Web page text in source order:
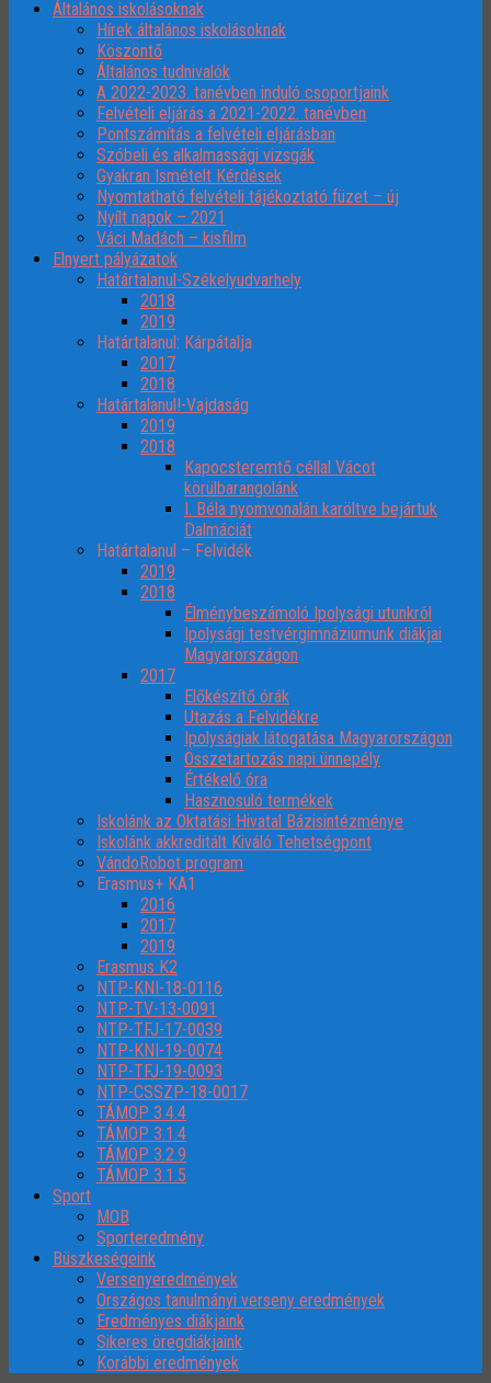
Általános iskolásoknak
Hírek általános iskolásoknak
Köszöntő
Általános tudnivalók
A 2022-2023. tanévben induló csoportjaink
Felvételi eljárás a 2021-2022. tanévben
Pontszámítás a felvételi eljárásban
Szóbeli és alkalmassági vizsgák
Gyakran Ismételt Kérdések
Nyomtatható felvételi tájékoztató füzet – új
Nyílt napok – 2021
Váci Madách – kisfilm
Elnyert pályázatok
Határtalanul-Székelyudvarhely
2018
2019
Határtalanul: Kárpátalja
2017
2018
Határtalanul!-Vajdaság
2019
2018
Kapocsteremtő céllal Vácot
körülbarangolánk
I. Béla nyomvonalán karöltve bejártuk
Dalmáciát
Határtalanul – Felvidék
2019
2018
Élménybeszámoló Ipolysági utunkról
Ipolysági testvérgimnáziumunk diákjai
Magyarországon
2017
Előkészítő órák
Utazás a Felvidékre
Ipolyságiak látogatása Magyarországon
Összetartozás napi ünnepély
Értékelő óra
Hasznosuló termékek
Iskolánk az Oktatási Hivatal Bázisintézménye
Iskolánk akkreditált Kiváló Tehetségpont
VándoRobot program
Erasmus+ KA1
2016
2017
2019
Erasmus K2
NTP-KNI-18-0116
NTP-TV-13-0091
NTP-TFJ-17-0039
NTP-KNI-19-0074
NTP-TFJ-19-0093
NTP-CSSZP-18-0017
TÁMOP 3.4.4
TÁMOP 3.1.4
TÁMOP 3.2.9
TÁMOP 3.1.5
Sport
MOB
Sporteredmény
Büszkeségeink
Versenyeredmények
Országos tanulmányi verseny eredmények
Eredményes diákjaink
Sikeres öregdiákjaink
Korábbi eredmények